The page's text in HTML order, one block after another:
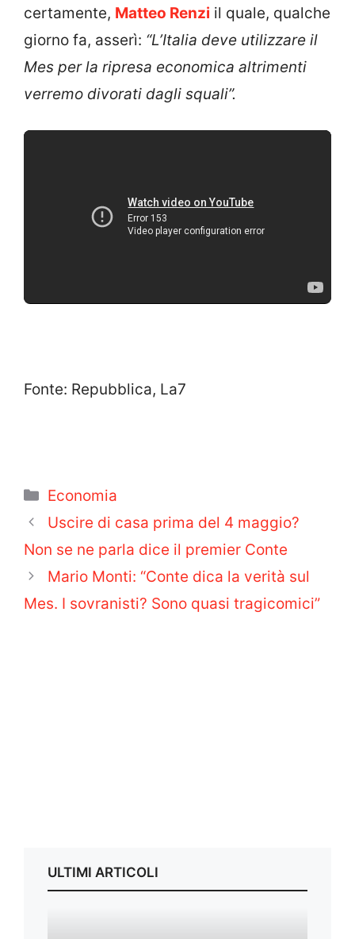
certamente, Matteo Renzi il quale, qualche
giorno fa, asserì: “L’Italia deve utilizzare il
Mes per la ripresa economica altrimenti
verremo divorati dagli squali”.
Fonte: Repubblica, La7
Categorie
Economia
Uscire di casa prima del 4 maggio?
Non se ne parla dice il premier Conte
Mario Monti: “Conte dica la verità sul
Mes. I sovranisti? Sono quasi tragicomici”
ULTIMI ARTICOLI